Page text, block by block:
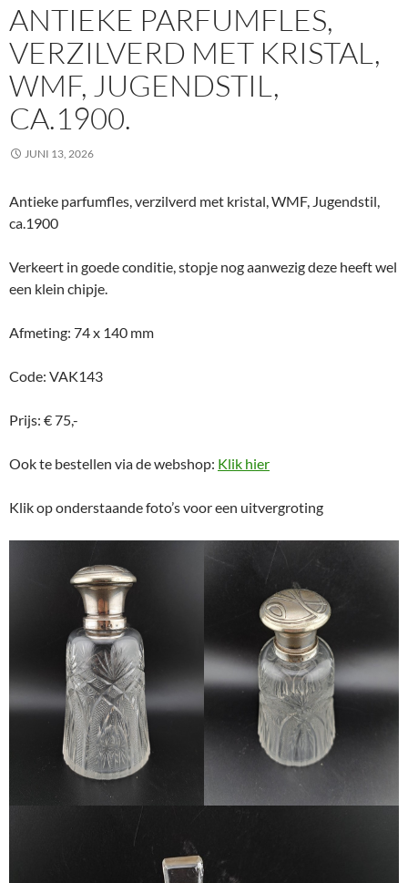
ANTIEKE PARFUMFLES,
VERZILVERD MET KRISTAL,
WMF, JUGENDSTIL,
CA.1900.
JUNI 13, 2026
Antieke parfumfles, verzilverd met kristal, WMF, Jugendstil,
ca.1900
Verkeert in goede conditie, stopje nog aanwezig deze heeft wel
een klein chipje.
Afmeting: 74 x 140 mm
Code: VAK143
Prijs: € 75,-
Ook te bestellen via de webshop: Klik hier
Klik op onderstaande foto’s voor een uitvergroting